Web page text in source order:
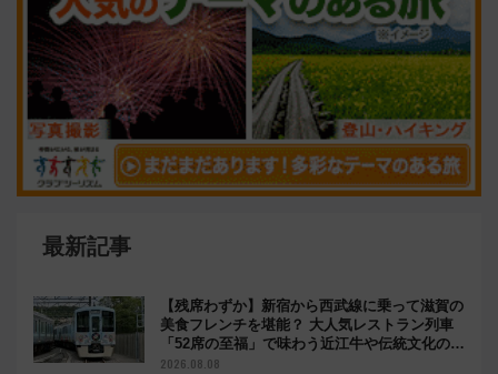
最新記事
【残席わずか】新宿から西武線に乗って滋賀の
美食フレンチを堪能？ 大人気レストラン列車
「52席の至福」で味わう近江牛や伝統文化の特
別コラボ
2026.08.08